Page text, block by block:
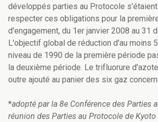
développés parties au Protocole
respecter ces obligations pour la
d'engagement, du 1er janvier 2008 au 31
L'objectif global de réduction d'au moins
niveau de 1990 de la première période
la deuxième période. Le trifluorure
outre ajouté au panier des six gaz
*adopté par la 8e Conférence des Parties
réunion des Parties au Protocole de Kyoto